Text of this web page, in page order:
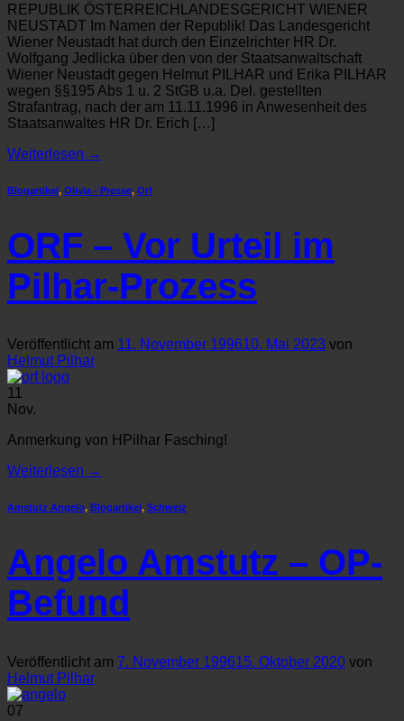
REPUBLIK ÖSTERREICHLANDESGERICHT WIENER
NEUSTADT Im Namen der Republik! Das Landesgericht
Wiener Neustadt hat durch den Einzelrichter HR Dr.
Wolfgang Jedlicka über den von der Staatsanwaltschaft
Wiener Neustadt gegen Helmut PILHAR und Erika PILHAR
wegen §§195 Abs 1 u. 2 StGB u.a. Del. gestellten
Strafantrag, nach der am 11.11.1996 in Anwesenheit des
Staatsanwaltes HR Dr. Erich […]
Weiterlesen →
Blogartikel, Olivia - Presse, Orf
ORF – Vor Urteil im
Pilhar-Prozess
Veröffentlicht am 11. November 199610. Mai 2023 von
Helmut Pilhar
11
Nov.
Anmerkung von HPilhar Fasching!
Weiterlesen →
Amstutz Angelo, Blogartikel, Schweiz
Angelo Amstutz – OP-
Befund
Veröffentlicht am 7. November 199615. Oktober 2020 von
Helmut Pilhar
07